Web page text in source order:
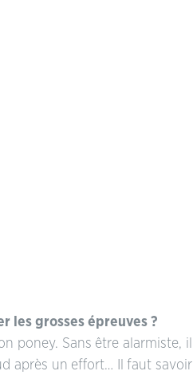
les grosses épreuves ?
poney. Sans être alarmiste, il
après un effort… Il faut savoir